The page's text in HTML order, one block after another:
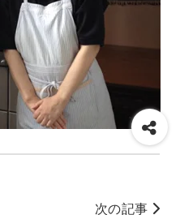
次の記事